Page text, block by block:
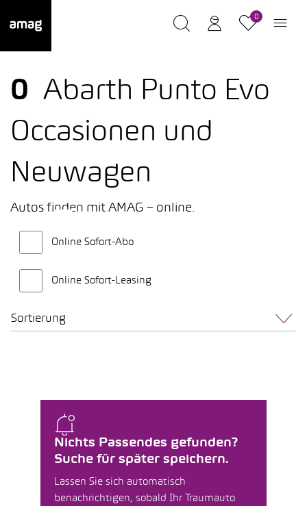
0
0 Abarth Punto Evo
Occasionen und
Neuwagen
Autos finden mit AMAG – online.
Online Sofort-Abo
Online Sofort-Leasing
Sortierung
Nichts Passendes gefunden?
Suche für später speichern.
Lassen Sie sich automatisch
benachrichtigen, sobald Ihr Traumauto